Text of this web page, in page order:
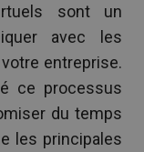
sont un
avec les
entreprise.
ce processus
du temps
les principales